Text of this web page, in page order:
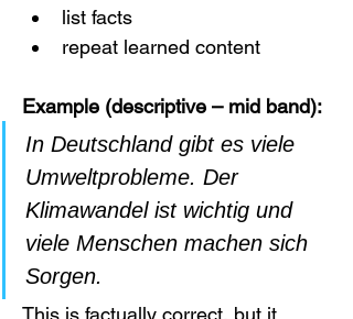
list facts
repeat learned content
Example (descriptive – mid band):
In Deutschland gibt es viele
Umweltprobleme. Der
Klimawandel ist wichtig und
viele Menschen machen sich
Sorgen.
This is factually correct, but it